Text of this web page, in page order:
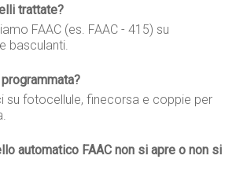
trattate?
FAAC (es. FAAC - 415) su
basculanti.
su fotocellule, finecorsa e coppie per
automatico FAAC non si apre o non si